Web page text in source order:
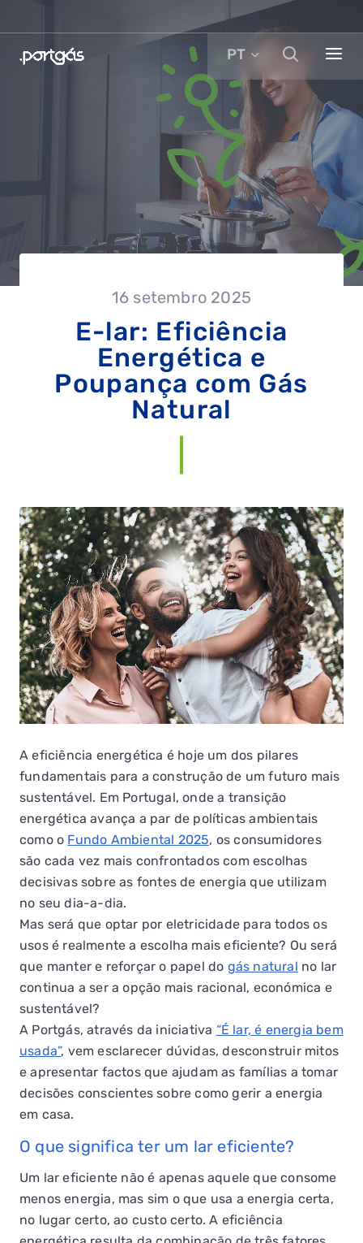
PT
16 setembro 2025
E-lar: Eficiência
Energética e
Poupança com Gás
Natural
A eficiência energética é hoje um dos pilares
fundamentais para a construção de um futuro mais
sustentável. Em Portugal, onde a transição
energética avança a par de políticas ambientais
como o Fundo Ambiental 2025, os consumidores
são cada vez mais confrontados com escolhas
decisivas sobre as fontes de energia que utilizam
no seu dia-a-dia.
Mas será que optar por eletricidade para todos os
usos é realmente a escolha mais eficiente? Ou será
que manter e reforçar o papel do gás natural no lar
continua a ser a opção mais racional, económica e
sustentável?
A Portgás, através da iniciativa “É lar, é energia bem
usada”, vem esclarecer dúvidas, desconstruir mitos
e apresentar factos que ajudam as famílias a tomar
decisões conscientes sobre como gerir a energia
em casa.
O que significa ter um lar eficiente?
Um lar eficiente não é apenas aquele que consome
menos energia, mas sim o que usa a energia certa,
no lugar certo, ao custo certo. A eficiência